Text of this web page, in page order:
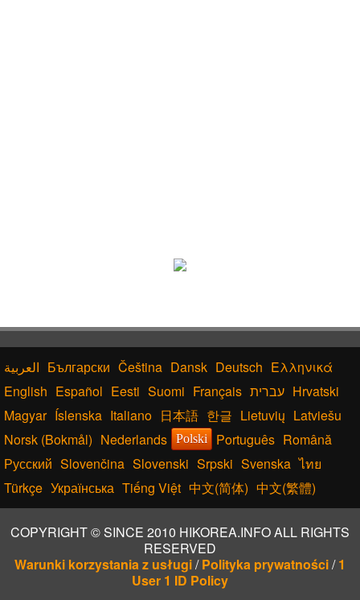
Български Čeština Dansk Deutsch Ελληνικά
English Español Eesti Suomi Français עברית Hrvatski
Magyar Íslenska Italiano 日本語 한글 Lietuvių Latviešu
Norsk (Bokmål) Nederlands Polski Português Română
Русский Slovenčina Slovenski Srpski Svenska ไทย
Türkçe Українська Tiếng Việt 中文(简体) 中文(繁體)
COPYRIGHT © SINCE 2010 HIKOREA.INFO ALL RIGHTS
RESERVED
Warunki korzystania z usługi/Polityka prywatności/1
User 1 ID Policy